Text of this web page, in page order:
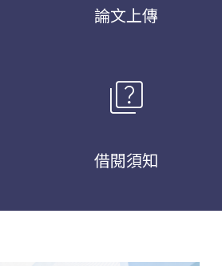
論文上傳
quiz
借閱須知